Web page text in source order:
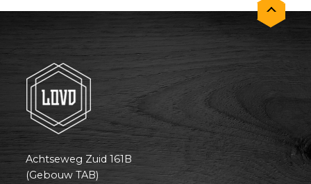
Achtseweg Zuid 161B
(Gebouw TAB)